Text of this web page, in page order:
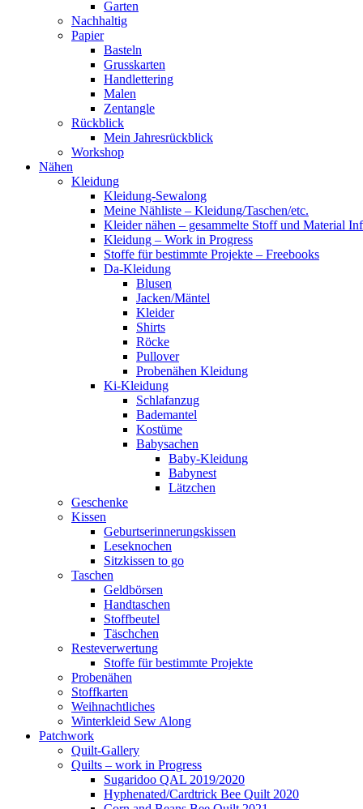
Garten
Nachhaltig
Papier
Basteln
Grusskarten
Handlettering
Malen
Zentangle
Rückblick
Mein Jahresrückblick
Workshop
Nähen
Kleidung
Kleidung-Sewalong
Meine Nähliste – Kleidung/Taschen/etc.
Kleider nähen – gesammelte Stoff und Material
Kleidung – Work in Progress
Stoffe für bestimmte Projekte – Freebooks
Da-Kleidung
Blusen
Jacken/Mäntel
Kleider
Shirts
Röcke
Pullover
Probenähen Kleidung
Ki-Kleidung
Schlafanzug
Bademantel
Kostüme
Babysachen
Baby-Kleidung
Babynest
Lätzchen
Geschenke
Kissen
Geburtserinnerungskissen
Leseknochen
Sitzkissen to go
Taschen
Geldbörsen
Handtaschen
Stoffbeutel
Täschchen
Resteverwertung
Stoffe für bestimmte Projekte
Probenähen
Stoffkarten
Weihnachtliches
Winterkleid Sew Along
Patchwork
Quilt-Gallery
Quilts – work in Progress
Sugaridoo QAL 2019/2020
Hyphenated/Cardtrick Bee Quilt 2020